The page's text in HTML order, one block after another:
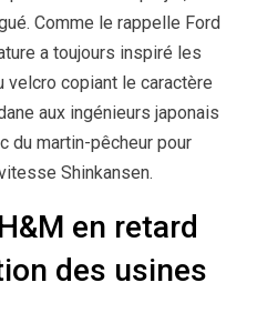
Comme le rappelle Ford
a toujours inspiré les
velcro copiant le caractère
aux ingénieurs japonais
du martin-pêcheur pour
Shinkansen.
en retard
des usines